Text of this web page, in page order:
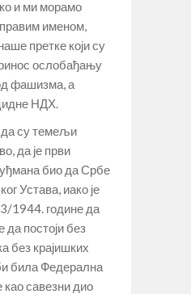
и ми морамо
именом,
претке који су
ослобађању
фашизма, а
НДХ.
су темељи
да је први
био да Србе
Устава, иако је
1944. године да
да постоји без
без крајишких
била Федерална
савезни дио